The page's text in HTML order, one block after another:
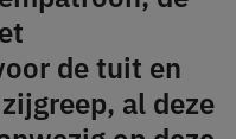
de tuit en
al deze